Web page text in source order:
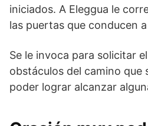
iniciados. A Eleggua le
las puertas que conducen
Se le invoca para solicitar
obstáculos del camino que
poder lograr alcanzar